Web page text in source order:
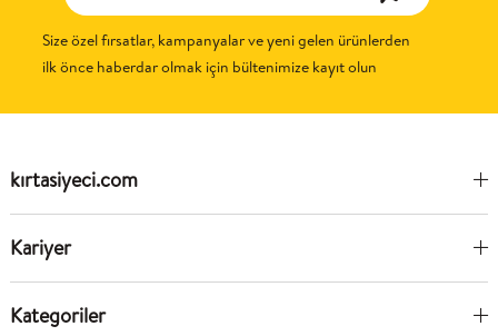
Size özel fırsatlar, kampanyalar ve yeni gelen ürünlerden
ilk önce haberdar olmak için bültenimize kayıt olun
kırtasiyeci.com
Kariyer
Kategoriler